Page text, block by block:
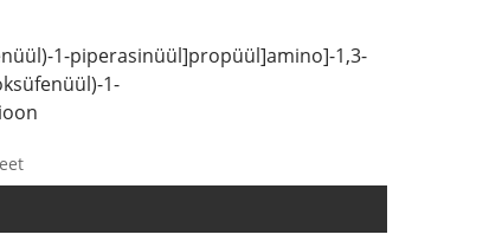
1-piperasinüül]propüül]amino]-1,3-
1-